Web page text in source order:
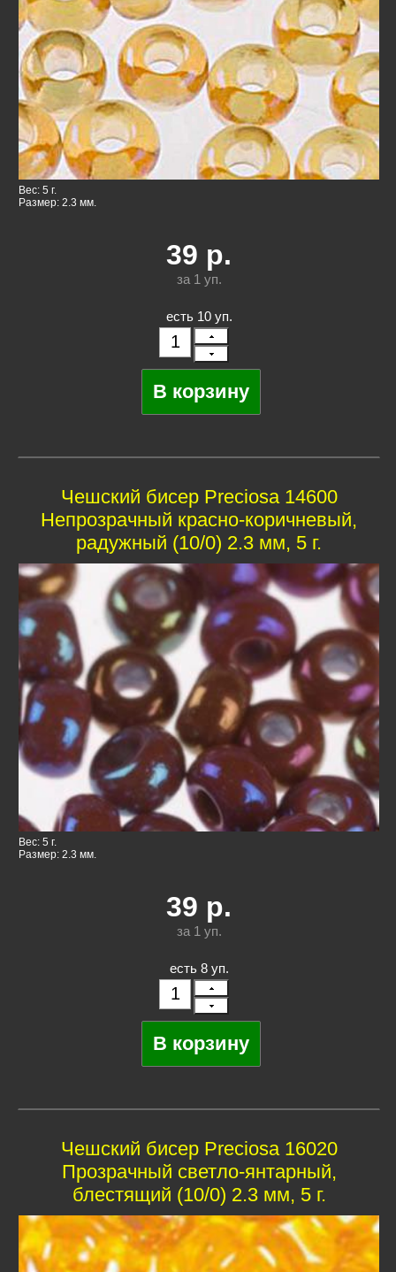
Вес: 5 г.
Размер: 2.3 мм.
39 р.
за 1 уп.
есть 10 уп.
Чешский бисер Preciosa 14600
Непрозрачный красно-коричневый,
радужный (10/0) 2.3 мм, 5 г.
Вес: 5 г.
Размер: 2.3 мм.
39 р.
за 1 уп.
есть 8 уп.
Чешский бисер Preciosa 16020
Прозрачный светло-янтарный,
блестящий (10/0) 2.3 мм, 5 г.